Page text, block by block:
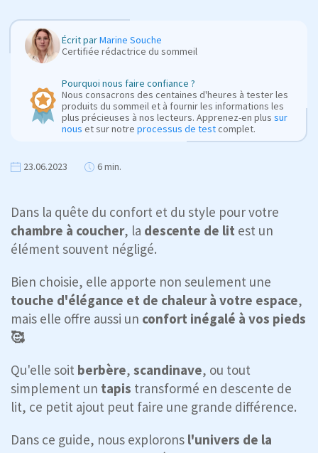
Écrit parMarine Souche
Certifiée rédactrice du sommeil
Pourquoi nous faire confiance ?
Nous consacrons des centaines d'heures à tester les
produits du sommeil et à fournir les informations les
plus précieuses à nos lecteurs. Apprenez-en plus sur
nous et sur notre processus de testcomplet.
23.06.2023 6 min.
Dans la quête du confort et du style pour votre
chambre à coucher, la descente de lit est un
élément souvent négligé.
Bien choisie, elle apporte non seulement une
touche d'élégance et de chaleur à votre espace,
mais elle offre aussi un confort inégalé à vos pieds
🥰
Qu'elle soit berbère, scandinave, ou tout
simplement un tapis transformé en descente de
lit, ce petit ajout peut faire une grande différence.
Dans ce guide, nous explorons l'univers de la